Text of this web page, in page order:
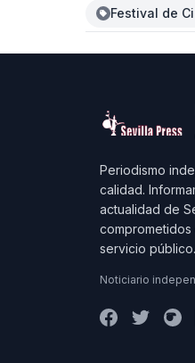
Festival de
Periodismo
calidad.
actualidad de
servicio público.
Noticiario